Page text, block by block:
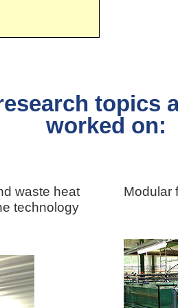
topics
worked on:
waste heat
technology
Modular